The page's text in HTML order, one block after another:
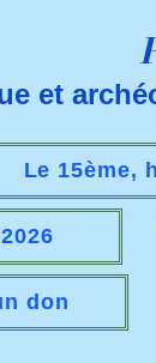
et
Le 15ème,
don